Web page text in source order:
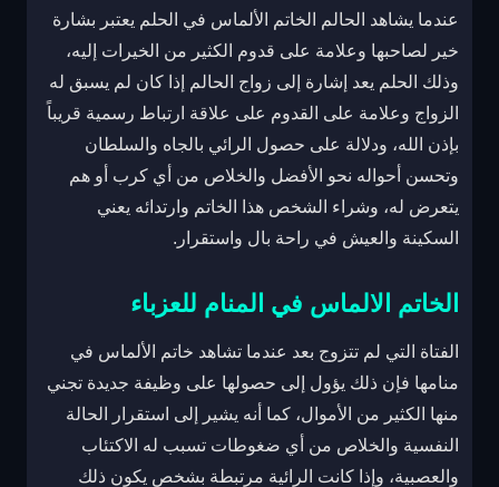
عندما يشاهد الحالم الخاتم الألماس في الحلم يعتبر بشارة
خير لصاحبها وعلامة على قدوم الكثير من الخيرات إليه،
وذلك الحلم يعد إشارة إلى زواج الحالم إذا كان لم يسبق له
الزواج وعلامة على القدوم على علاقة ارتباط رسمية قريباً
بإذن الله، ودلالة على حصول الرائي بالجاه والسلطان
وتحسن أحواله نحو الأفضل والخلاص من أي كرب أو هم
يتعرض له، وشراء الشخص هذا الخاتم وارتدائه يعني
السكينة والعيش في راحة بال واستقرار.
الخاتم الالماس في المنام للعزباء
الفتاة التي لم تتزوج بعد عندما تشاهد خاتم الألماس في
منامها فإن ذلك يؤول إلى حصولها على وظيفة جديدة تجني
منها الكثير من الأموال، كما أنه يشير إلى استقرار الحالة
النفسية والخلاص من أي ضغوطات تسبب له الاكتئاب
والعصبية، وإذا كانت الرائية مرتبطة بشخص يكون ذلك